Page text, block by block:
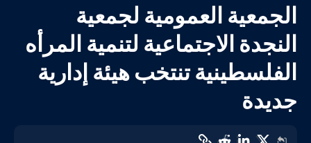
الجمعية العمومية لجمعية
النجدة الاجتماعية لتنمية المرأه
الفلسطينية تنتخب هيئة إدارية
جديدة